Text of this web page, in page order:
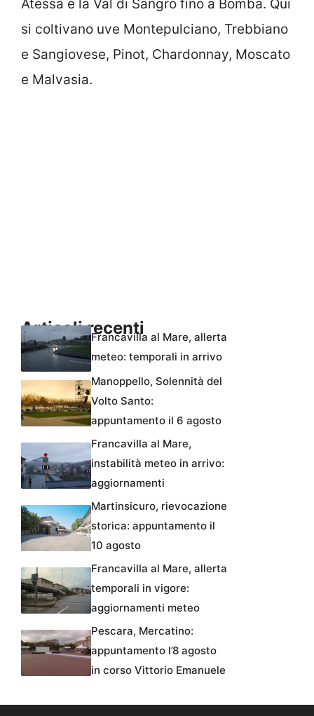
Atessa e la Val di Sangro fino a Bomba. Qui
si coltivano uve Montepulciano, Trebbiano
e Sangiovese, Pinot, Chardonnay, Moscato
e Malvasia.
Articoli recentiFrancavilla al Mare, allerta
meteo: temporali in arrivo
Manoppello, Solennità del
Volto Santo:
appuntamento il 6 agosto
Francavilla al Mare,
instabilità meteo in arrivo:
aggiornamenti
Martinsicuro, rievocazione
storica: appuntamento il
10 agosto
Francavilla al Mare, allerta
temporali in vigore:
aggiornamenti meteo
Pescara, Mercatino:
appuntamento l’8 agosto
in corso Vittorio Emanuele